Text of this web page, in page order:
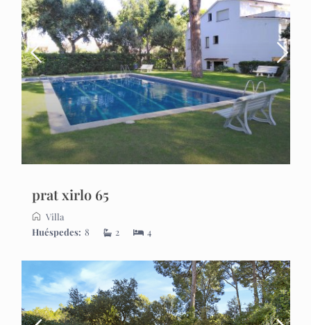
prat xirlo 65
Villa
Huéspedes: 8 2 4